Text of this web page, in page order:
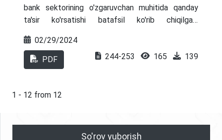
bank sektorining o'zgaruvchan muhitida qanday
ta'sir ko'rsatishi batafsil ko'rib chiqilgan.
bankining 18 yillik moliyaviy maʼlumotlaridan
foydalangan holda raqamli marketing
xarajatlarining koʻpayishi, xodimlarni rivojlantirishga
daromadiga taʼsiri oʻrtasidagi bogʻliqligi o’rganildi.
(Vector Autoregressive) va ARDL (Autoregressive
02/29/2024
PDF 244-253 165 139
1 - 12 from 12
So'rov yuborish